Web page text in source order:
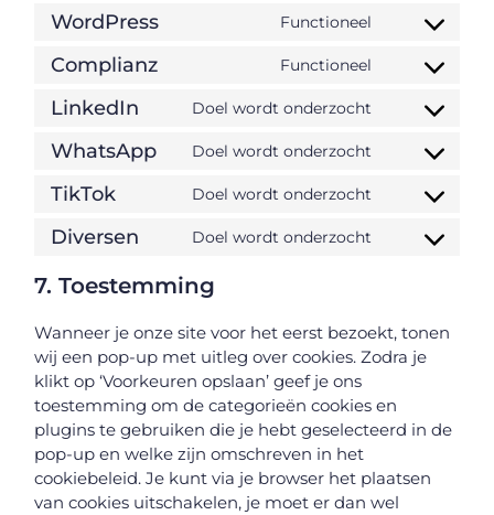
WordPress Functioneel
Complianz Functioneel
LinkedIn Doel wordt onderzocht
WhatsApp Doel wordt onderzocht
TikTok Doel wordt onderzocht
Diversen Doel wordt onderzocht
7. Toestemming
Wanneer je onze site voor het eerst bezoekt, tonen
wij een pop-up met uitleg over cookies. Zodra je
klikt op ‘Voorkeuren opslaan’ geef je ons
toestemming om de categorieën cookies en
plugins te gebruiken die je hebt geselecteerd in de
pop-up en welke zijn omschreven in het
cookiebeleid. Je kunt via je browser het plaatsen
van cookies uitschakelen, je moet er dan wel